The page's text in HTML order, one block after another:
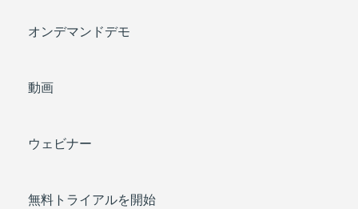
オンデマンドデモ
動画
ウェビナー
無料トライアルを開始